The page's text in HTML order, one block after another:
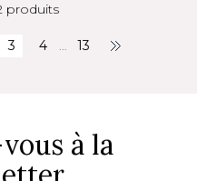
produits
3 4 … 13
à la